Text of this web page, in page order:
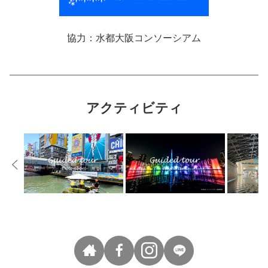
協力：水都大阪コンソーシアム
アクティビティ